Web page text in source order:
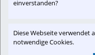
Anna Schiester. Dabei
in-motion.me
einverstanden?
Diese Webseite verwendet
notwendige Cookies.